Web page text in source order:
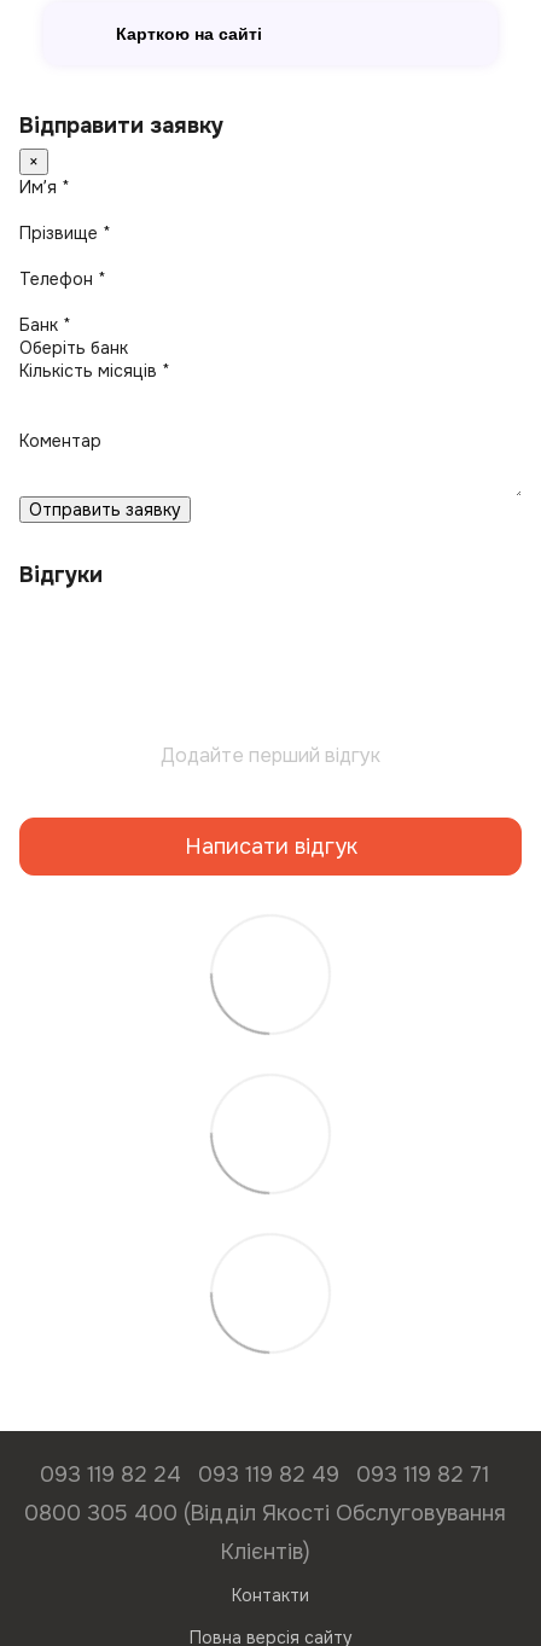
Карткою на сайті
Відправити заявку
×
Имʼя *
Прізвище *
Телефон *
Банк *
Кількість місяців *
Коментар
Отправить заявку
Відгуки
Додайте перший відгук
Написати відгук
093 119 82 24 093 119 82 49
093 119 82 71
0800 305 400 (Відділ Якості Обслуговування
Клієнтів)
Контакти
Повна версія сайту